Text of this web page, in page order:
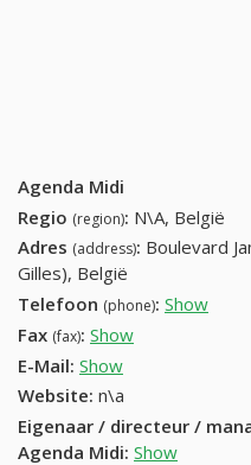
Agenda Midi
Regio (region): N\A, België
Adres (address): Boulevard
Gilles), België
Telefoon (phone): Show
Fax (fax): Show
E-Mail: Show
Website: n\a
Eigenaar / directeur /
Agenda Midi: Show